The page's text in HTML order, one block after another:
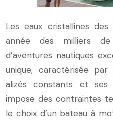
Les eaux cristallines
année des milliers
d’aventures nautiques
unique, caractérisée
alizés constants et ses
impose des contraintes
le choix d’un bateau à